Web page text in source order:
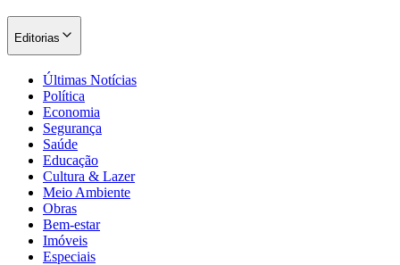
Editorias
Últimas Notícias
Política
Economia
Segurança
Saúde
Educação
Cultura & Lazer
Meio Ambiente
Obras
Bem-estar
Imóveis
Especiais